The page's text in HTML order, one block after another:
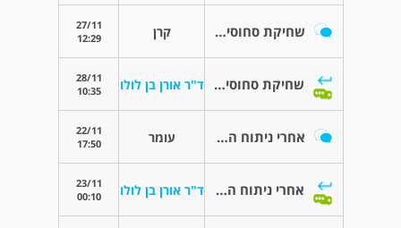
שחיקת סחוסים תורשתית מגיל צעיר קרן
27/11
12:29
שחיקת סחוסים תורשתית מגיל צעיר ד"ר אורן בן לולו
28/11
10:35
אחרי ניתוח החלפת ירך לפני שנה ועדיין יש כאבים עומר
22/11
17:50
אחרי ניתוח החלפת ירך לפני שנה ועדיין יש כאבים ד"ר אורן בן לולו
23/11
00:10